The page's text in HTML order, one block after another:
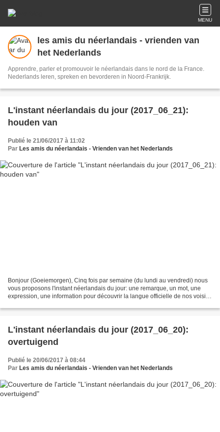
MENU
les amis du néerlandais - vrienden van
het Nederlands
Apprendre, parler et promouvoir le néerlandais dans le nord de la France.
Nederlands leren, spreken en bevorderen in Noord-Frankrijk.
L'instant néerlandais du jour (2017_06_21):
houden van
Publié le 21/06/2017 à 11:02
Par Les amis du néerlandais - Vrienden van het Nederlands
Bonjour (Goeiemorgen), Cinq fois par semaine (du lundi au vendredi) nous
vous proposons l'instant néerlandais du jour: une remarque, un mot, une
expression, une information pour découvrir la langue officielle de nos voisins
L'instant néerlandais du jour (2017_06_20):
overtuigend
Publié le 20/06/2017 à 08:44
Par Les amis du néerlandais - Vrienden van het Nederlands